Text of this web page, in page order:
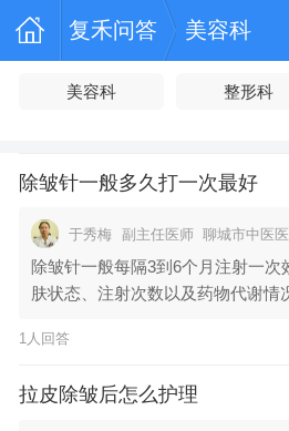
复禾问答 美容科
美容科 整形科
除皱针一般多久打一次最好
于秀梅 副主任医师 聊城市中医
除皱针一般每隔3到6个月注射一次
肤状态、注射次数以及药物代谢情
1人回答
拉皮除皱后怎么护理